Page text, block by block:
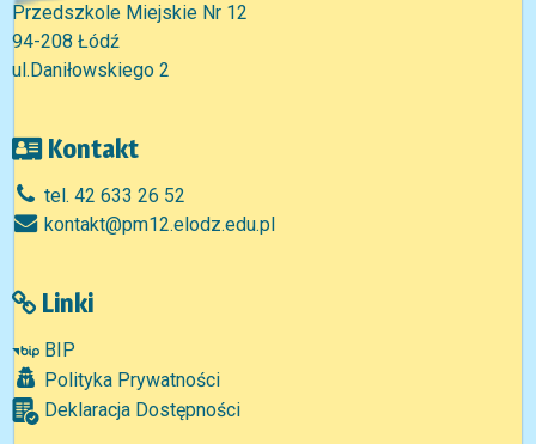
Przedszkole Miejskie Nr 12
94-208 Łódź
ul.Daniłowskiego 2
Kontakt
tel. 42 633 26 52
kontakt@pm12.elodz.edu.pl
Linki
BIP
Polityka Prywatności
Deklaracja Dostępności